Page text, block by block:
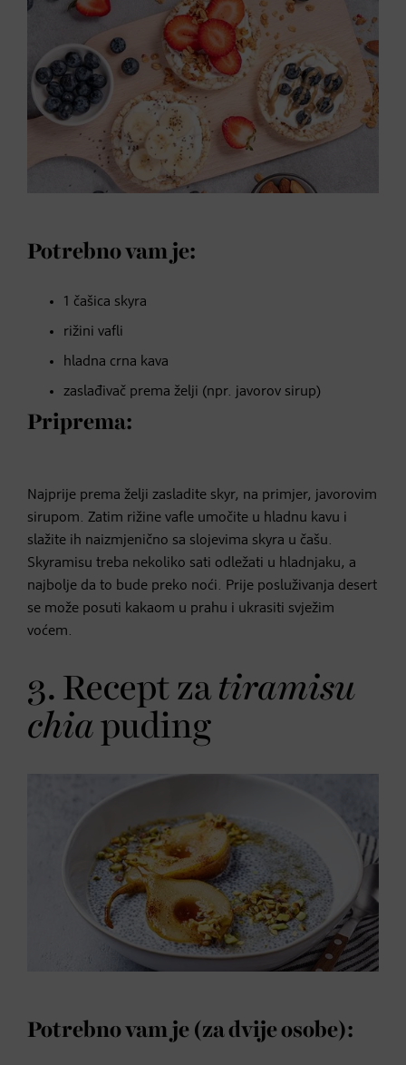
Potrebno vam je:
1 čašica skyra
rižini vafli
hladna crna kava
zaslađivač prema želji (npr. javorov sirup)
Priprema:
Najprije prema želji zasladite skyr, na primjer, javorovim
sirupom. Zatim rižine vafle umočite u hladnu kavu i
slažite ih naizmjenično sa slojevima skyra u čašu.
Skyramisu treba nekoliko sati odležati u hladnjaku, a
najbolje da to bude preko noći. Prije posluživanja desert
se može posuti kakaom u prahu i ukrasiti svježim
voćem.
3. Recept za tiramisu
chia puding
Potrebno vam je (za dvije osobe):